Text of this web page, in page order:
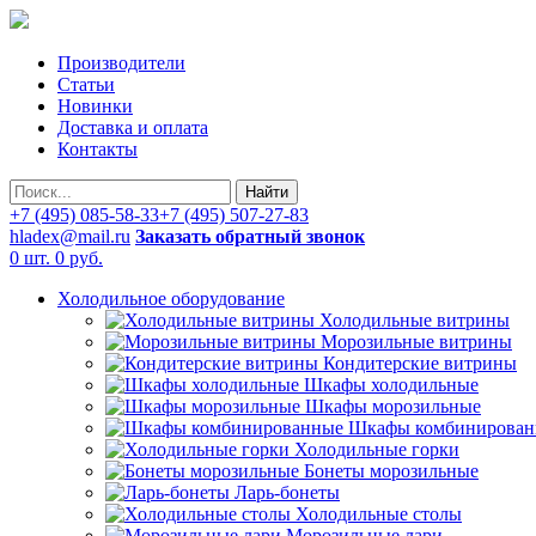
Производители
Статьи
Новинки
Доставка и оплата
Контакты
Найти
+7 (495) 085-58-33+7 (495) 507-27-83
hladex@mail.ru Заказать обратный звонок
0 шт. 0 руб.
Холодильное оборудование
Холодильные витрины
Морозильные витрины
Кондитерские витрины
Шкафы холодильные
Шкафы морозильные
Шкафы
Холодильные горки
Бонеты морозильные
Ларь-бонеты
Холодильные столы